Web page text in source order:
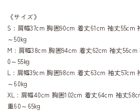
《サイズ》
S : 肩幅37cm 胸囲90cm 着丈61cm 袖丈55cm
～50kg
M : 肩幅38cm 胸囲94cm 着丈62cm 袖丈
0～55kg
L : 肩幅39cm 胸囲98cm 着丈63cm 袖丈57cm
～60kg
XL : 肩幅40cm 胸囲102cm 着丈64cm 袖丈
重60～65kg